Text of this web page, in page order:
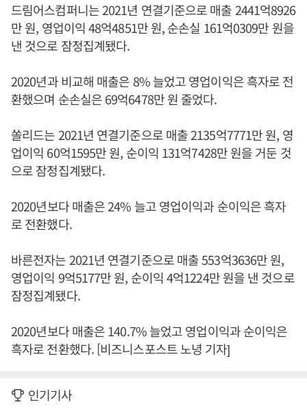
드림어스컴퍼니는 2021년 연결기준으로 매출 2441억8926
만 원, 영업이익 48억4851만 원, 순손실 161억0309만 원을
낸 것으로 잠정집계됐다.
2020년과 비교해 매출은 8% 늘었고 영업이익은 흑자로 전
환했으며 순손실은 69억6478만 원 줄었다.
쏠리드는 2021년 연결기준으로 매출 2135억7771만 원, 영
업이익 60억1595만 원, 순이익 131억7428만 원을 거둔 것
으로 잠정집계됐다.
2020년보다 매출은 24% 늘고 영업이익과 순이익은 흑자
로 전환했다.
바른전자는 2021년 연결기준으로 매출 553억3636만 원,
영업이익 9억5177만 원, 순이익 4억1224만 원을 낸 것으로
잠정집계됐다.
2020년보다 매출은 140.7% 늘었고 영업이익과 순이익은
흑자로 전환했다. [비즈니스포스트 노녕 기자]
인기기사